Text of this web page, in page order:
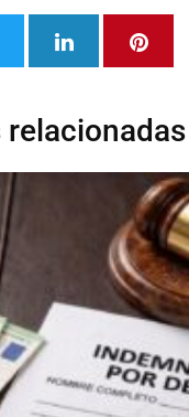
relacionadas